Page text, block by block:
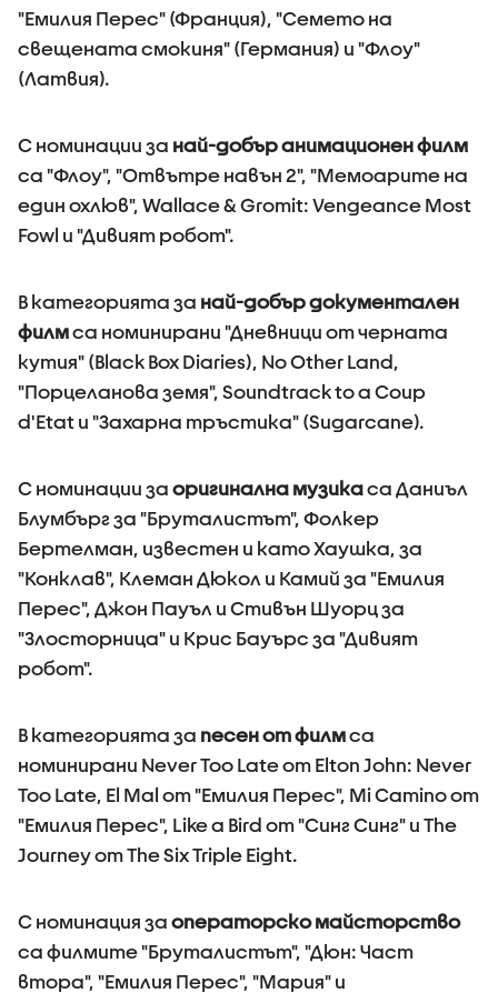
"Емилия Перес" (Франция), "Семето на
свещената смокиня" (Германия) и "Флоу"
(Латвия).
С номинации за най-добър анимационен филм
са "Флоу", "Отвътре навън 2", "Мемоарите на
един охлюв", Wallace & Gromit: Vengeance Most
Fowl и "Дивият робот".
В категорията за най-добър документален
филмса номинирани "Дневници от черната
кутия" (Black Box Diaries), No Other Land,
"Порцеланова земя", Soundtrack to a Coup
d'Etat и "Захарна тръстика" (Sugarcane).
С номинации за оригинална музикаса Даниъл
Блумбърг за "Бруталистът", Фолкер
Бертелман, известен и като Хаушка, за
"Конклав", Клеман Дюкол и Камий за "Емилия
Перес", Джон Пауъл и Стивън Шуорц за
"Злосторница" и Крис Бауърс за "Дивият
робот".
В категорията за песен от филмса
номинирани Never Too Late от Elton John: Never
Too Late, El Mal от "Емилия Перес", Mi Camino от
"Емилия Перес", Like a Bird от "Синг Синг" и The
Journey от The Six Triple Eight.
С номинация за операторско майсторство
са филмите "Бруталистът", "Дюн: Част
втора", "Емилия Перес", "Мария" и